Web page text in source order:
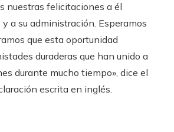
nuestras felicitaciones a él
a su administración. Esperamos
que esta oportunidad
duraderas que han unido a
durante mucho tiempo», dice el
escrita en inglés.